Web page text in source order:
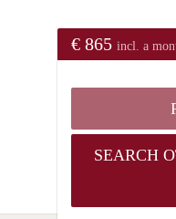
€ 865 incl. a
SEARCH